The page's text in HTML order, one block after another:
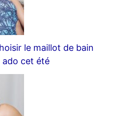
le maillot de bain
cet été